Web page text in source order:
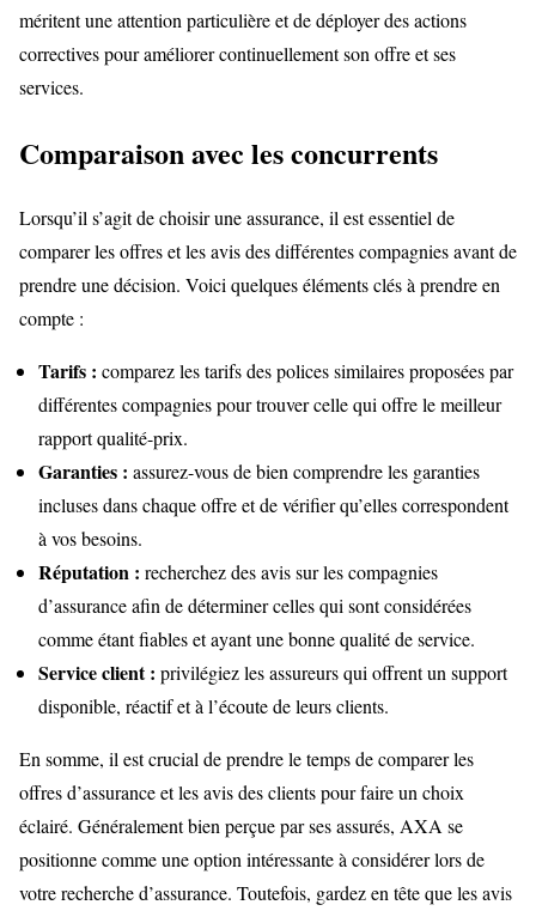
méritent une attention particulière et de déployer des actions
correctives pour améliorer continuellement son offre et ses
services.
Comparaison avec les concurrents
Lorsqu’il s’agit de choisir une assurance, il est essentiel de
comparer les offres et les avis des différentes compagnies avant de
prendre une décision. Voici quelques éléments clés à prendre en
compte :
Tarifs : comparez les tarifs des polices similaires proposées par
différentes compagnies pour trouver celle qui offre le meilleur
rapport qualité-prix.
Garanties : assurez-vous de bien comprendre les garanties
incluses dans chaque offre et de vérifier qu’elles correspondent
à vos besoins.
Réputation : recherchez des avis sur les compagnies
d’assurance afin de déterminer celles qui sont considérées
comme étant fiables et ayant une bonne qualité de service.
Service client : privilégiez les assureurs qui offrent un support
disponible, réactif et à l’écoute de leurs clients.
En somme, il est crucial de prendre le temps de comparer les
offres d’assurance et les avis des clients pour faire un choix
éclairé. Généralement bien perçue par ses assurés, AXA se
positionne comme une option intéressante à considérer lors de
votre recherche d’assurance. Toutefois, gardez en tête que les avis